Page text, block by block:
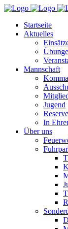
Startseite
Aktuelles
Mannschaft
Jugend
Reserve
In
Über uns